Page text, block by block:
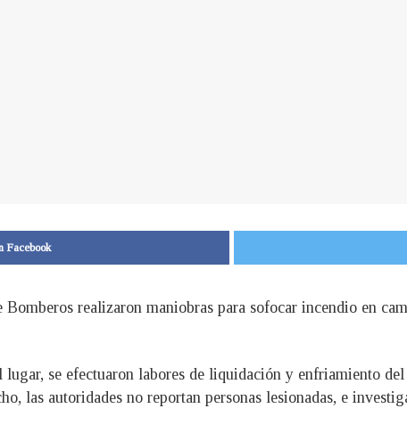
Facebook
Bomberos realizaron maniobras para sofocar incendio en
se efectuaron labores de liquidación y enfriamiento
las autoridades no reportan personas lesionadas, e